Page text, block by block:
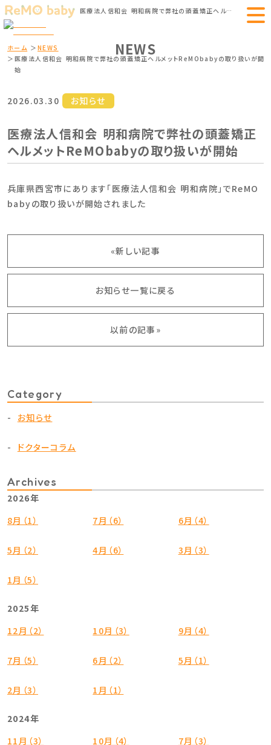
医療法人信和会 明和病院で弊社の頭蓋矯正ヘルメットReMObabyの取り扱いが開始｜赤ちゃんの頭蓋変形矯正 ヘルメットのReMO baby
NEWS
ホーム
NEWS
医療法人信和会 明和病院で弊社の頭蓋矯正ヘルメットReMObabyの取り扱いが開
始
2026.03.30 お知らせ
医療法人信和会 明和病院で弊社の頭蓋矯正
ヘルメットReMObabyの取り扱いが開始
兵庫県西宮市にあります「医療法人信和会 明和病院」でReMO
babyの取り扱いが開始されました
«新しい記事
お知らせ一覧に戻る
以前の記事»
Category
お知らせ
ドクターコラム
Archives
2026年
8月（1）
7月（6） 6月（4）
5月（2） 4月（6） 3月（3）
1月（5）
2025年
12月（2）
10月（3） 9月（4）
7月（5） 6月（2） 5月（1）
2月（3） 1月（1）
2024年
11月（3）
10月（4） 7月（3）